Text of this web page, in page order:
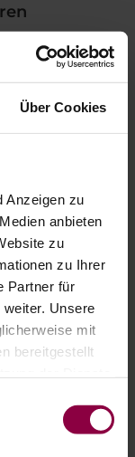
Über Cookies
Anzeigen zu
anbieten
zu
zu Ihrer
Partner für
Unsere
mit
bereitgestellt